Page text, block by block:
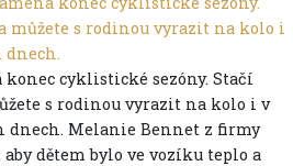
cyklistické sezóny. Stačí
s rodinou vyrazit na kolo i v
Melanie Bennet z firmy
dětem bylo ve vozíku teplo a